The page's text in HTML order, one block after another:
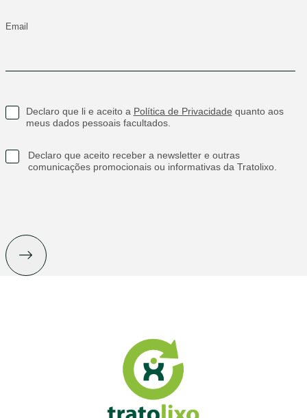
Email
Declaro que li e aceito a Política de Privacidade quanto aos
meus dados pessoais facultados.
Declaro que aceito receber a newsletter e outras
comunicações promocionais ou informativas da Tratolixo.